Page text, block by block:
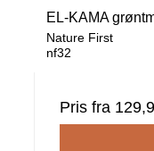
EL-KAMA
Nature First
nf32
Pris fra